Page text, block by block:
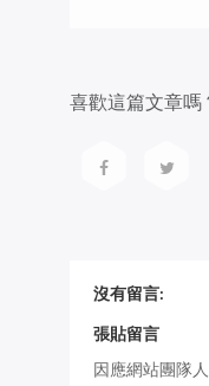
喜歡這篇文章嗎
沒有留言:
張貼留言
因應網站團隊